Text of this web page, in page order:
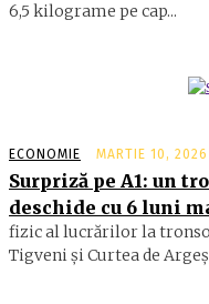
6,5 ki­lograme pe cap...
ECONOMIE MARTIE 10, 2026
Surpriză pe A1: un
deschide cu 6 luni
fizic al lucrărilor la
Tigveni şi Curtea de